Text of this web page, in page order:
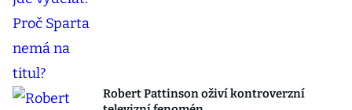
Robert Pattinson oživí kontroverzní